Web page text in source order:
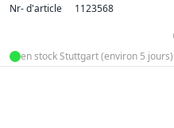
Nr- d'article 1123568
en stock Stuttgart (environ 5 jours)